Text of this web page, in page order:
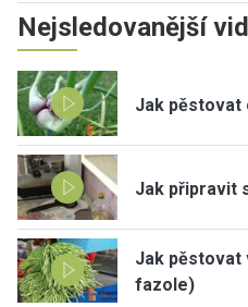
Nejsledovanější
Jak pěstovat
Jak připravit
Jak pěstovat
fazole)